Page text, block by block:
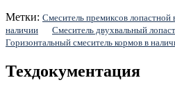
Метки: Смеситель премиксов лопастной
наличии
Смеситель двухвальный
Горизонтальный смеситель кормов в
Техдокументация